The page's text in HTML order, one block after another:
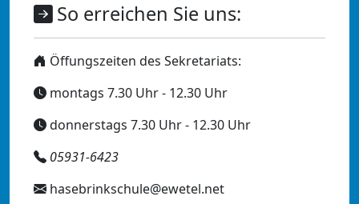
So erreichen Sie uns:
Öffungszeiten des Sekretariats:
montags 7.30 Uhr - 12.30 Uhr
donnerstags 7.30 Uhr - 12.30 Uhr
05931-6423
hasebrinkschule@ewetel.net